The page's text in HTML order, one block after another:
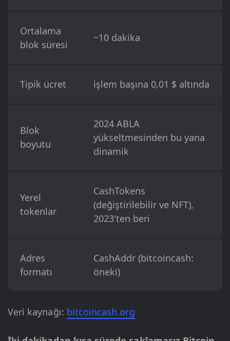
Ortalama
blok süresi
~10 dakika
Tipik ücret işlem başına 0,01 $ altında
Blok
boyutu
2024 ABLA
yükseltmesinden bu yana
dinamik
Yerel
tokenlar
CashTokens
(değiştirilebilir ve NFT),
2023'ten beri
Adres
formatı
CashAddr (bitcoincash:
öneki)
Veri kaynağı: bitcoincash.org